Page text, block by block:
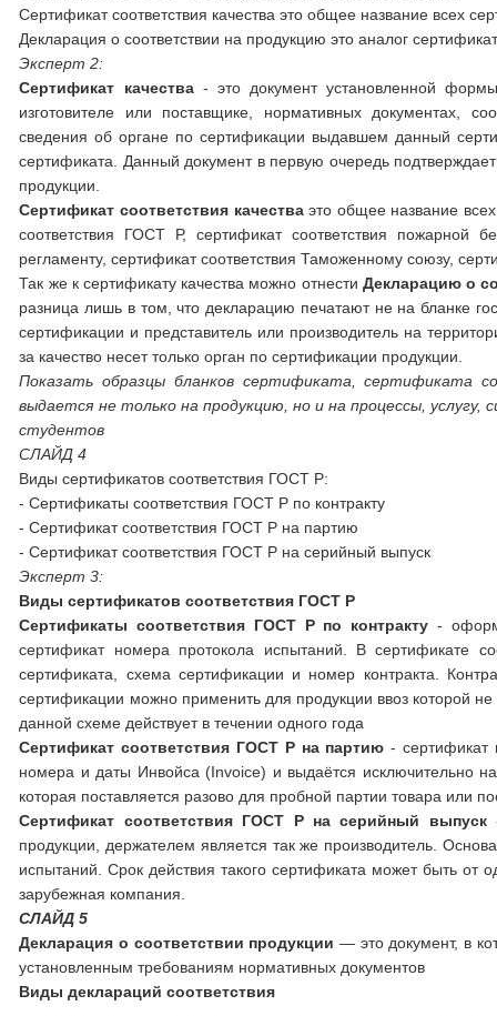
Сертификат соответствия качества это общее название всех
Декларация о соответствии на продукцию это аналог
Эксперт 2:
Сертификат качества- это документ установленной
изготовителе или поставщике, нормативных документах,
сведения об органе по сертификации выдавшем данный
сертификата. Данный документ в первую очередь
продукции.
Сертификат соответствия качестваэто общее название всех
соответствия ГОСТ Р, сертификат соответствия пожарной
регламенту, сертификат соответствия Таможенному союзу,
Так же к сертификату качества можно отнести Декларацию о
разница лишь в том, что декларацию печатают не на бланке
сертификации и представитель или производитель на
за качество несет только орган по сертификации продукции.
Показать образцы бланков сертификата, сертификата
выдается не только на продукцию, но и на процессы,
студентов
СЛАЙД 4
Виды сертификатов соответствия ГОСТ Р:
- Сертификаты соответствия ГОСТ Р по контракту
- Сертификат соответствия ГОСТ Р на партию
- Сертификат соответствия ГОСТ Р на серийный выпуск
Эксперт 3:
Виды сертификатов соответствия ГОСТ Р
Сертификаты соответствия ГОСТ Рпо контракту -
сертификат номера протокола испытаний. В сертификате
сертификата, схема сертификации и номер контракта.
сертификации можно применить для продукции ввоз которой
данной схеме действует в течении одного года
Сертификат соответствия ГОСТ Р на партию - сертификат
номера и даты Инвойса (Invoice) и выдаётся исключительно
которая поставляется разово для пробной партии товара или
Сертификат соответствия ГОСТ Р на серийный выпуск-
продукции, держателем является так же производитель.
испытаний. Срок действия такого сертификата может быть от
зарубежная компания.
СЛАЙД 5
Декларация о соответствии продукции — это документ, в
установленным требованиям нормативных документов
Виды деклараций соответствия